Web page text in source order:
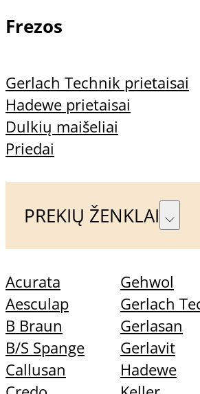
Frezos
Gerlach Technik prietaisai
Hadewe prietaisai
Dulkių maišeliai
Priedai
PREKIŲ ŽENKLAI
Acurata
Aesculap
B Braun
B/S Spange
Callusan
Gehwol
Gerlach
Gerlasan
Gerlavit
Hadewe
Gruntas kietėja UV
Tik profesionaliam
Taip pat
Korundinis antgalis